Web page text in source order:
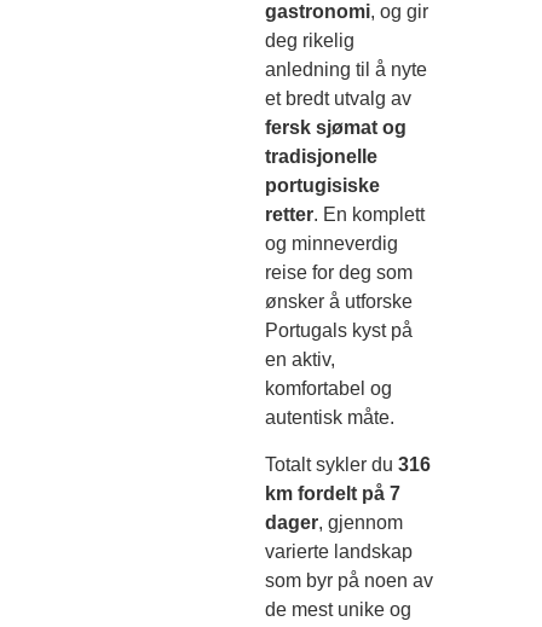
gastronomi, og gir
deg rikelig
anledning til å nyte
et bredt utvalg av
fersk sjømat og
tradisjonelle
portugisiske
retter. En komplett
og minneverdig
reise for deg som
ønsker å utforske
Portugals kyst på
en aktiv,
komfortabel og
autentisk måte.
Totalt sykler du 316
km fordelt på 7
dager, gjennom
varierte landskap
som byr på noen av
de mest unike og